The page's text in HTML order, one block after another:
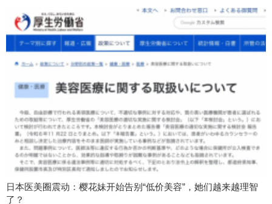
日本医美圈震动：樱花妹开始告别“低价美容”，她们越来越理智
了？